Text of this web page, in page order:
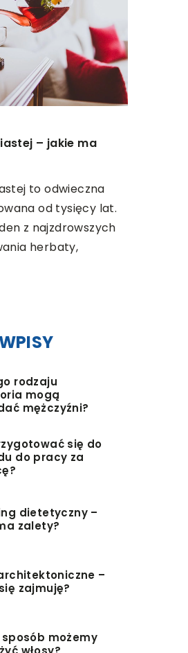
– jakie ma
to odwieczna
od tysięcy lat.
z najzdrowszych
herbaty,
rodzaju
mogą
mężczyźni?
się do
do pracy za
dietetyczny –
zalety?
–
zajmuję?
sposób możemy